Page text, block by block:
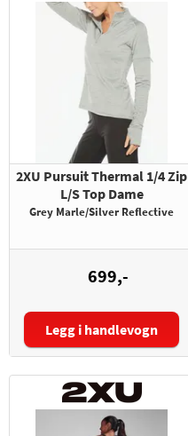
2XU Pursuit Thermal 1/4 Zip
L/S Top Dame
Grey Marle/Silver Reflective
699,-
Størrelse:
Legg i handlevogn